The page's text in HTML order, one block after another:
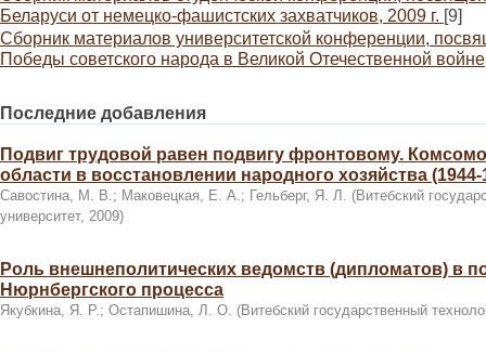
Беларуси от немецко-фашистских захватчиков, 2009 г. [9]
Сборник материалов университетской конференции,
Победы советского народа в Великой Отечественной
Последние добавления
Подвиг трудовой равен подвигу фронтовому.
области в восстановлении народного хозяйства (1944-
Савостина, М. В.; Маковецкая, Е. А.; Гельберг, Я. Л. (Витебский
университет, 2009)
Роль внешнеполитических ведомств (дипломатов) в
Нюрнбергского процесса
Якубкина, Я. Р.; Остапишина, Л. О. (Витебский государственный